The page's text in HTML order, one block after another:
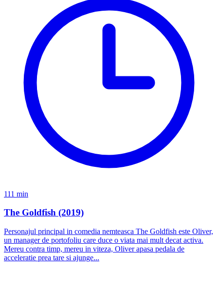
111 min
The Goldfish (2019)
Personajul principal in comedia nemteasca The Goldfish este Oliver,
un manager de portofoliu care duce o viata mai mult decat activa.
Mereu contra timp, mereu in viteza, Oliver apasa pedala de
acceleratie prea tare si ajunge...